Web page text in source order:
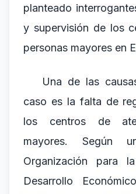
planteado
y supervisión de los
personas mayores en
Una de las
caso es la falta de
los centros de
mayores. Según
Organización para
Desarrollo